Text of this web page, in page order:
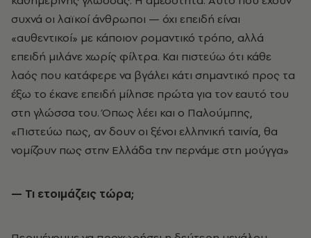
συχνά οι λαϊκοί άνθρωποι — όχι επειδή είναι
«αυθεντικοί» με κάποιον ρομαντικό τρόπο, αλλά
επειδή μιλάνε χωρίς φίλτρα. Και πιστεύω ότι κάθε
λαός που κατάφερε να βγάλει κάτι σημαντικό προς τα
έξω το έκανε επειδή μίλησε πρώτα για τον εαυτό του
στη γλώσσα του. Όπως λέει και ο Παλούμπης,
«Πιστεύω πως, αν δουν οι ξένοι ελληνική ταινία, θα
νομίζουν πως στην Ελλάδα την περνάμε στη μούγγα»
— Τι ετοιμάζεις τώρα;